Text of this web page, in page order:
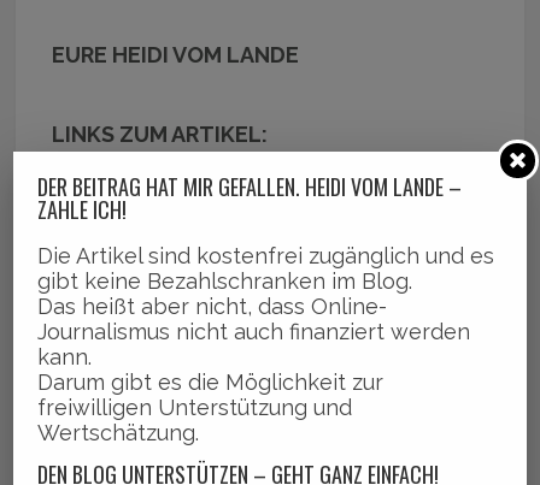
EURE HEIDI VOM LANDE
LINKS ZUM ARTIKEL:
# Bergedorf und Umgebung erleben!
# Artikel bequem im Newsstream bei
Facebook finden!
Share this on WhatsApp
DER BEITRAG HAT MIR GEFALLEN! HEIDI VOM
DER BEITRAG HAT MIR GEFALLEN. HEIDI VOM LANDE –
ZAHLE ICH!
Die Artikel sind kostenfrei zugänglich und es
gibt keine Bezahlschranken im Blog.
Das heißt aber nicht, dass Online-
Journalismus nicht auch finanziert werden
kann.
Darum gibt es die Möglichkeit zur
freiwilligen Unterstützung und
Wertschätzung.
DEN BLOG UNTERSTÜTZEN – GEHT GANZ EINFACH!